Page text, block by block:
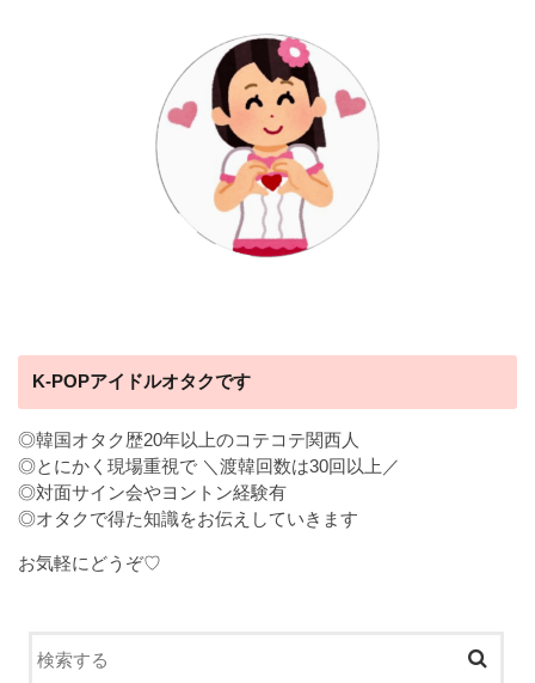
K-POPアイドルオタクです
◎韓国オタク歴20年以上のコテコテ関西人
◎とにかく現場重視で ＼渡韓回数は30回以上／
◎対面サイン会やヨントン経験有
◎オタクで得た知識をお伝えしていきます
お気軽にどうぞ♡